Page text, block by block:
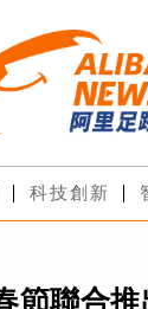
科技創新
節聯合